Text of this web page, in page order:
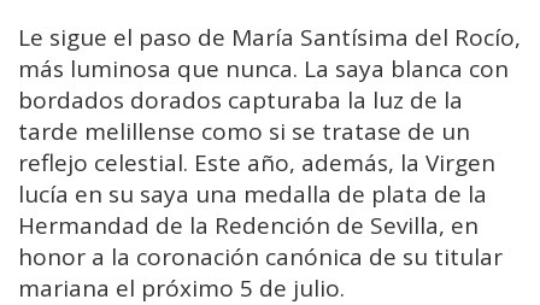
Le sigue el paso de María Santísima del Rocío,
más luminosa que nunca. La saya blanca con
bordados dorados capturaba la luz de la
tarde melillense como si se tratase de un
reflejo celestial. Este año, además, la Virgen
lucía en su saya una medalla de plata de la
Hermandad de la Redención de Sevilla, en
honor a la coronación canónica de su titular
mariana el próximo 5 de julio.